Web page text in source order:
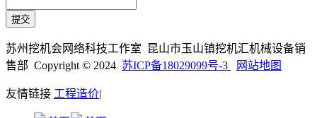
苏州挖机会网络科技工作室 昆山市玉山镇挖机汇机械设备销
售部 Copyright © 2024 苏ICP备18029099号-3 网站地图
友情链接 工程造价|